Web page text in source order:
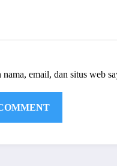
nama, email, dan situs web